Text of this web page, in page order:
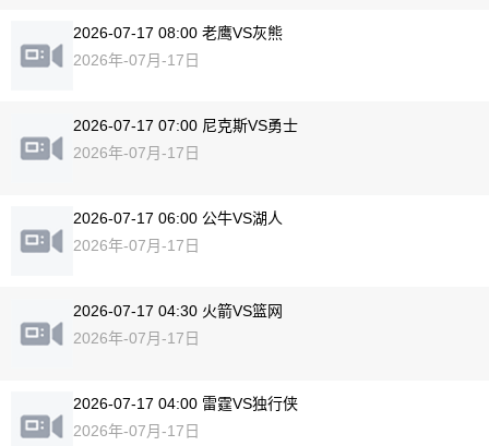
2026-07-17 08:00 老鹰VS灰熊
2026年-07月-17日
2026-07-17 07:00 尼克斯VS勇士
2026年-07月-17日
2026-07-17 06:00 公牛VS湖人
2026年-07月-17日
2026-07-17 04:30 火箭VS篮网
2026年-07月-17日
2026-07-17 04:00 雷霆VS独行侠
2026年-07月-17日